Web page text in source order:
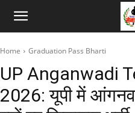
Home Graduation Pass Bharti
UP Anganwadi
2026: यूपी में